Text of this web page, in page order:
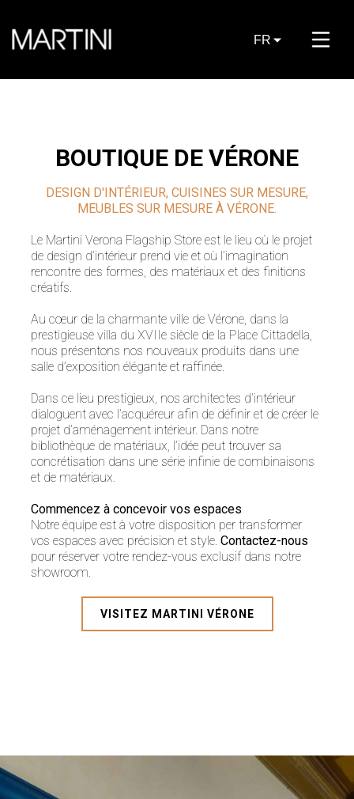
FR
BOUTIQUE DE VÉRONE
DESIGN D'INTÉRIEUR, CUISINES SUR MESURE,
MEUBLES SUR MESURE À VÉRONE.
Le Martini Verona Flagship Store est le lieu où le projet
de design d’intérieur prend vie et où l’imagination
rencontre des formes, des matériaux et des finitions
créatifs.
Au cœur de la charmante ville de Vérone, dans la
prestigieuse villa du XVIIe siècle de la Place Cittadella,
nous présentons nos nouveaux produits dans une
salle d’exposition élégante et raffinée.
Dans ce lieu prestigieux, nos architectes d’intérieur
dialoguent avec l’acquéreur afin de définir et de créer le
projet d’aménagement intérieur. Dans notre
bibliothèque de matériaux, l’idée peut trouver sa
concrétisation dans une série infinie de combinaisons
et de matériaux.
Commencez à concevoir vos espaces
Notre équipe est à votre disposition per transformer
vos espaces avec précision et style. Contactez-nous
pour réserver votre rendez-vous exclusif dans notre
showroom.
VISITEZ MARTINI VÉRONE